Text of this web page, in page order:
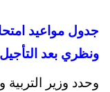
ونظري بعد التأجيل
وحدد وزير التربية